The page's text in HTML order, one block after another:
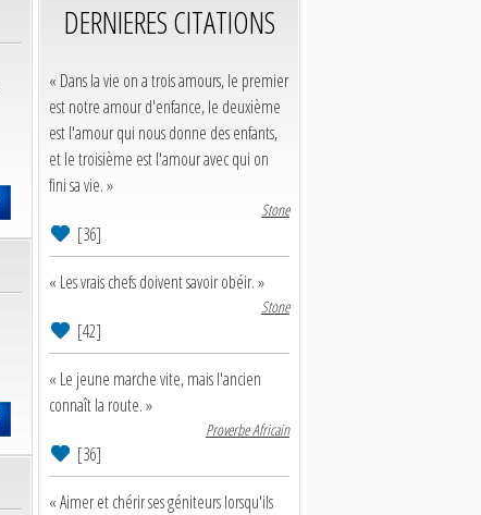
DERNIERES CITATIONS
« Dans la vie on a trois amours, le premier
est notre amour d'enfance, le deuxième
est l'amour qui nous donne des enfants,
et le troisième est l'amour avec qui on
fini sa vie. »
Stone
[36]
« Les vrais chefs doivent savoir obéir. »
Stone
[42]
« Le jeune marche vite, mais l'ancien
connaît la route. »
Proverbe Africain
[36]
« Aimer et chérir ses géniteurs lorsqu'ils